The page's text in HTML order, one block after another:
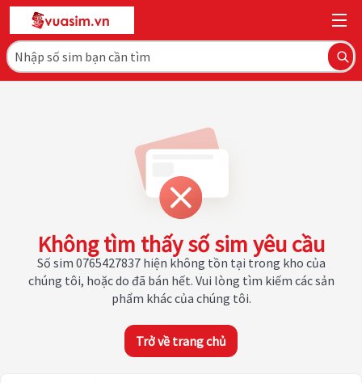
Không tìm thấy số sim yêu cầu
Số sim 0765427837 hiện không tồn tại trong kho của
chúng tôi, hoặc do đã bán hết. Vui lòng tìm kiếm các sản
phẩm khác của chúng tôi.
Trở về trang chủ